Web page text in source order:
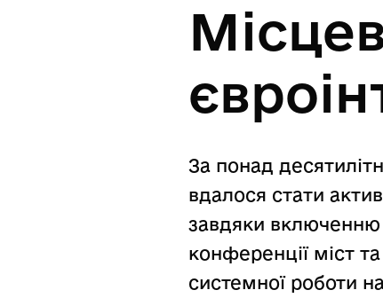
За понад
вдалося стати
завдяки включенню
конференції міст
системної роботи